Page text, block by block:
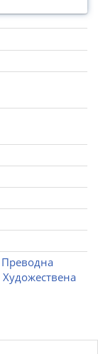
Преводна
Художествена